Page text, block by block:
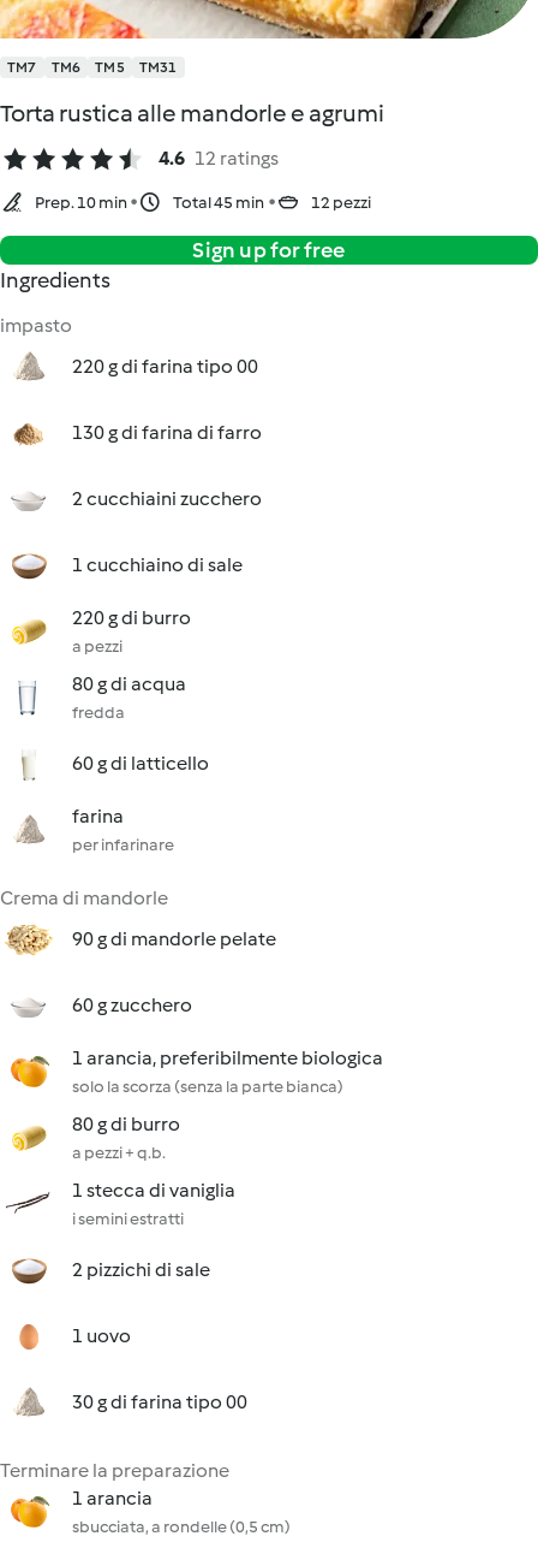
TM7 TM6 TM5 TM31
Torta rustica alle mandorle e agrumi
4.6 12 ratings
Prep. 10 min Total 45 min 12 pezzi
Sign up for free
Ingredients
impasto
220 g di farina tipo 00
130 g di farina di farro
2 cucchiaini zucchero
1 cucchiaino di sale
220 g di burro
a pezzi
80 g di acqua
fredda
60 g di latticello
farina
per infarinare
Crema di mandorle
90 g di mandorle pelate
60 g zucchero
1 arancia, preferibilmente biologica
solo la scorza (senza la parte bianca)
80 g di burro
a pezzi + q.b.
1 stecca di vaniglia
i semini estratti
2 pizzichi di sale
1 uovo
30 g di farina tipo 00
Terminare la preparazione
1 arancia
sbucciata, a rondelle (0,5 cm)